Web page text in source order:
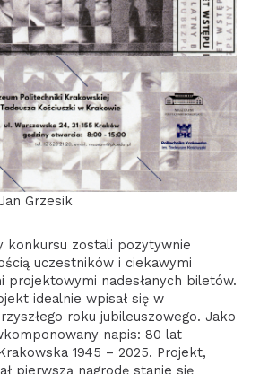
Grzesik
konkursu zostali pozytywnie
uczestników i ciekawymi
projektowymi nadesłanych biletów.
idealnie wpisał się w
roku jubileuszowego. Jako
napis: 80 lat
1945 – 2025. Projekt,
pierwszą nagrodę stanie się